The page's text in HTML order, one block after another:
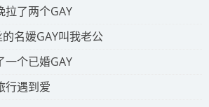
拉了两个GAY
名媛GAY叫我老公
一个已婚GAY
行遇到爱